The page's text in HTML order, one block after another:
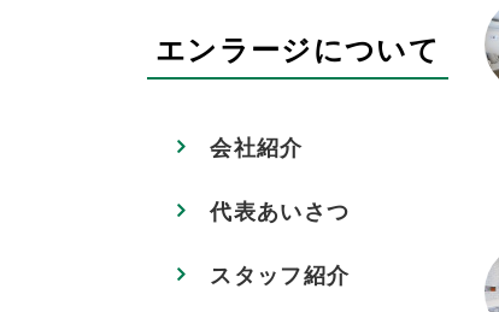
エンラージについて
会社紹介
代表あいさつ
スタッフ紹介